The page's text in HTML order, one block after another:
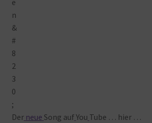
Der neue Song auf You Tube … hier …